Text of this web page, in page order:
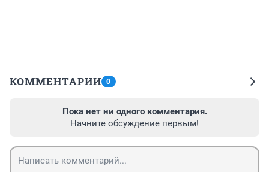
КОММЕНТАРИИ 0
Пока нет ни одного комментария.
Начните обсуждение первым!